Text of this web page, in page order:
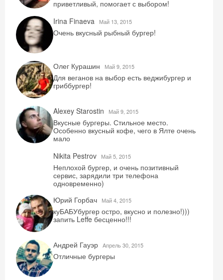
приветливый, помогает с выбором!
Irina Finaeva
Май 13, 2015
Очень вкусный рыбный бургер!
Олег Курашин Май 9, 2015
Для веганов на выбор есть веджибургер и
гриббургер!
Alexey Starostin Май 9, 2015
Вкусные бургеры. Стильное место.
Особенно вкусный кофе, чего в Ялте очень
мало
Nikita Pestrov
Май 5, 2015
Неплохой бургер, и очень позитивный
сервис, зарядили три телефона
одновременно)
Юрий Горбач
Май 4, 2015
куБАБУбургер остро, вкусно и полезно!)))
запить Leffe бесценно!!!
Андрей Гауэр Aпрель 30, 2015
Отличные бургеры